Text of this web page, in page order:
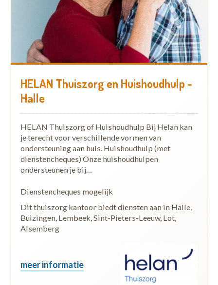
HELAN Thuiszorg en Huishoudhulp -
Halle
HELAN Thuiszorg of Huishoudhulp Bij Helan kan
je terecht voor verschillende vormen van
ondersteuning aan huis. Huishoudhulp (met
dienstencheques) Onze huishoudhulpen
ondersteunen je bij…
Dienstencheques mogelijk
Dit thuiszorg kantoor biedt diensten aan in Halle,
Buizingen, Lembeek, Sint-Pieters-Leeuw, Lot,
Alsemberg
meer informatie